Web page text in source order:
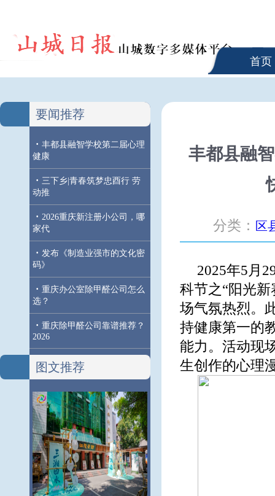
首页
要闻推荐
· 丰都县融智学校第二届心理
健康
· 三下乡|青春筑梦忠酉行 劳
动推
· 2026重庆新注册小公司，哪
家代
· 发布《制造业强市的文化密
码》
· 重庆办公室除甲醛公司怎么
选？
· 重庆除甲醛公司靠谱推荐？
2026
图文推荐
丰都县融
分类： 区
2025年5月
科节之“阳光
场气氛热烈。
持健康第一的
能力。活动现
生创作的心理